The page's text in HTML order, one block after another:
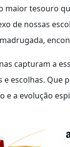
maior tesouro
de nossas
capturam a
escolhas. Que
e a evolução